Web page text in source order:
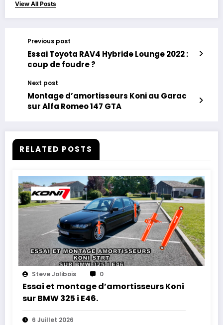
View All Posts
Previous post
Essai Toyota RAV4 Hybride Lounge 2022 :
coup de foudre ?
Next post
Montage d’amortisseurs Koni au Garac
sur Alfa Romeo 147 GTA
RELATED POSTS
Steve Jolibois 0
Essai et montage d’amortisseurs Koni
sur BMW 325 i E46.
6 Juillet 2026